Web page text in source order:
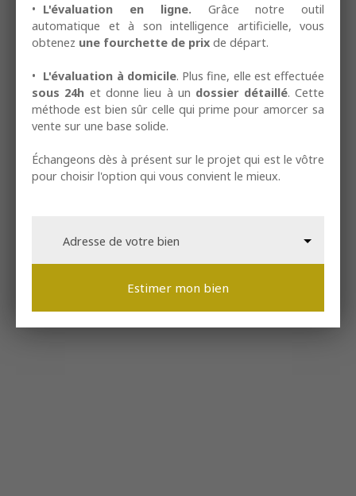
L'évaluation en ligne. Grâce notre outil
automatique et à son intelligence artificielle, vous
obtenez une fourchette de prix de départ.
L'évaluation à domicile. Plus fine, elle est effectuée
sous 24h et donne lieu à un dossier détaillé. Cette
méthode est bien sûr celle qui prime pour amorcer sa
vente sur une base solide.
Échangeons dès à présent sur le projet qui est le vôtre
pour choisir l'option qui vous convient le mieux.
Adresse de votre bien
Estimer mon bien